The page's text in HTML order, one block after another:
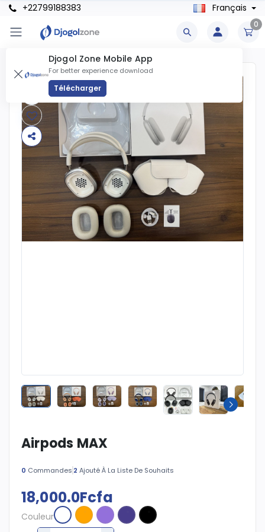
+22799188383 Français
0
Djogol Zone Mobile App
For better experience download
Télécharger
Airpods MAX
0 Commandes 2 Ajouté À La Liste De Souhaits
18,000.0Fcfa
Couleur